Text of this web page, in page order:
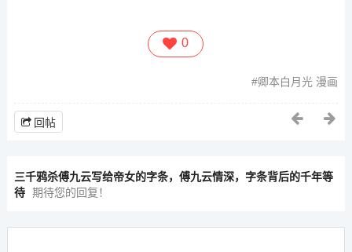
0
卿本白月光 漫画
回帖
三千鸦杀傅九云写给帝女的字条，傅九云情深，字条背后的千年等
待 期待您的回复！